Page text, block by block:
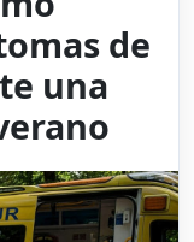
de
una